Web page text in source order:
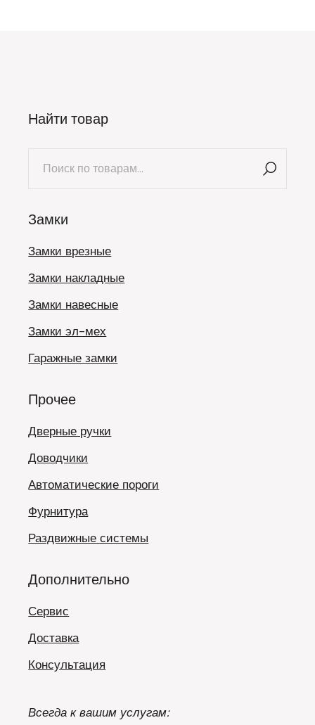
Найти товар
Замки
Замки врезные
Замки накладные
Замки навесные
Замки эл-мех
Гаражные замки
Прочее
Дверные ручки
Доводчики
Автоматические пороги
Фурнитура
Раздвижные системы
Дополнительно
Сервис
Доставка
Консультация
Всегда к вашим услугам: